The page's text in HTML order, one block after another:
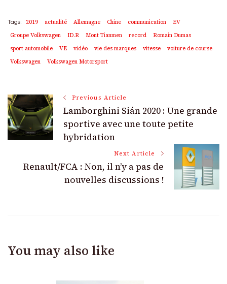
Tags: 2019 actualité Allemagne Chine communication
EV
Groupe Volkswagen
ID.R Mont Tianmen record
Romain Dumas
sport automobile
VE vidéo vie des marques vitesse
voiture de course
Volkswagen
Volkswagen Motorsport
Post
Navigation
Previous Article
Lamborghini Sián 2020 : Une grande
sportive avec une toute petite
hybridation
Next Article
Renault/FCA : Non, il n’y a pas de
nouvelles discussions !
You may also like